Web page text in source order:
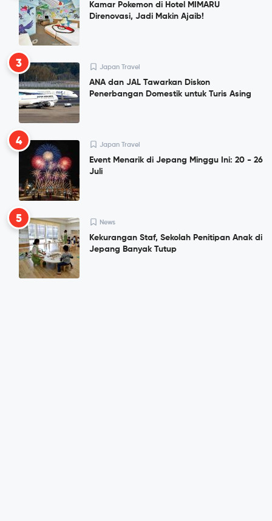
Kamar Pokemon di Hotel MIMARU
Direnovasi, Jadi Makin Ajaib!
3 Japan Travel
ANA dan JAL Tawarkan Diskon
Penerbangan Domestik untuk Turis Asing
4 Japan Travel
Event Menarik di Jepang Minggu Ini: 20 - 26
Juli
5 News
Kekurangan Staf, Sekolah Penitipan Anak di
Jepang Banyak Tutup